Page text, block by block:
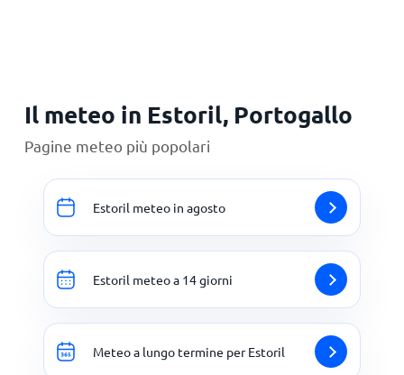
Il meteo in Estoril, Portogallo
Pagine meteo più popolari
Estoril meteo in agosto
Estoril meteo a 14 giorni
Meteo a lungo termine per Estoril